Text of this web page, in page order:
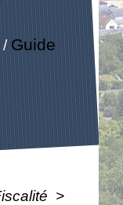
/ Guide
>